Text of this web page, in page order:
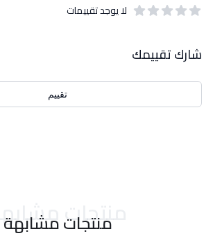
لا يوجد تقييمات
شارك تقييمك
تقييم
منتجات مشابهة
منتجات مشابهة